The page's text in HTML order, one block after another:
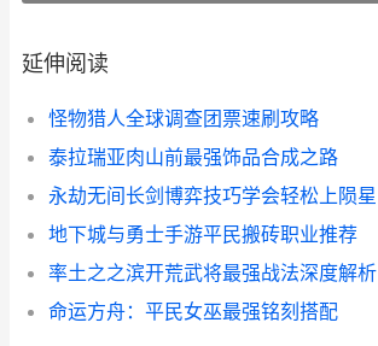
延伸阅读
怪物猎人全球调查团票速刷攻略
泰拉瑞亚肉山前最强饰品合成之路
永劫无间长剑博弈技巧学会轻松上陨星
地下城与勇士手游平民搬砖职业推荐
率土之之滨开荒武将最强战法深度解析
命运方舟：平民女巫最强铭刻搭配